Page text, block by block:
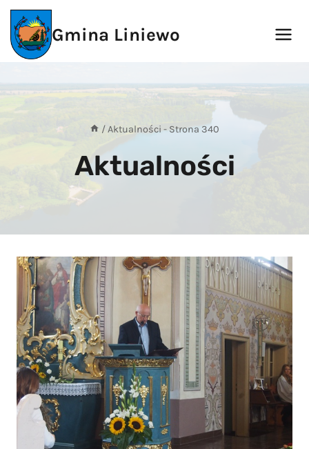
Przejdź
treści
Gmina Liniewo
/Aktualności - Strona 340
Aktualności